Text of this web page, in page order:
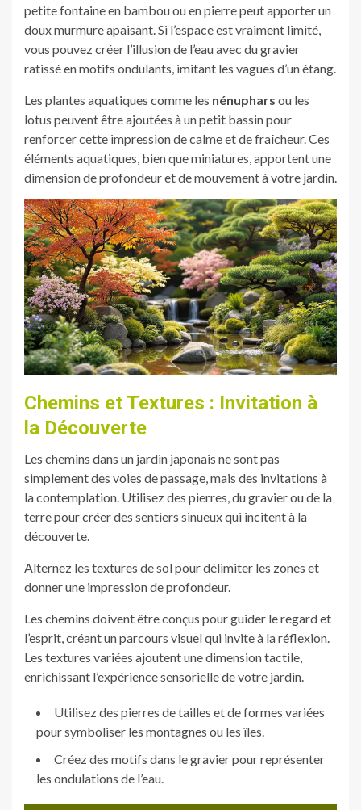
petite fontaine en bambou ou en pierre peut apporter un
doux murmure apaisant. Si l’espace est vraiment limité,
vous pouvez créer l’illusion de l’eau avec du gravier
ratissé en motifs ondulants, imitant les vagues d’un étang.
Les plantes aquatiques comme les nénuphars ou les
lotus peuvent être ajoutées à un petit bassin pour
renforcer cette impression de calme et de fraîcheur. Ces
éléments aquatiques, bien que miniatures, apportent une
dimension de profondeur et de mouvement à votre jardin.
Chemins et Textures : Invitation à
la Découverte
Les chemins dans un jardin japonais ne sont pas
simplement des voies de passage, mais des invitations à
la contemplation. Utilisez des pierres, du gravier ou de la
terre pour créer des sentiers sinueux qui incitent à la
découverte.
Alternez les textures de sol pour délimiter les zones et
donner une impression de profondeur.
Les chemins doivent être conçus pour guider le regard et
l’esprit, créant un parcours visuel qui invite à la réflexion.
Les textures variées ajoutent une dimension tactile,
enrichissant l’expérience sensorielle de votre jardin.
Utilisez des pierres de tailles et de formes variées
pour symboliser les montagnes ou les îles.
Créez des motifs dans le gravier pour représenter
les ondulations de l’eau.